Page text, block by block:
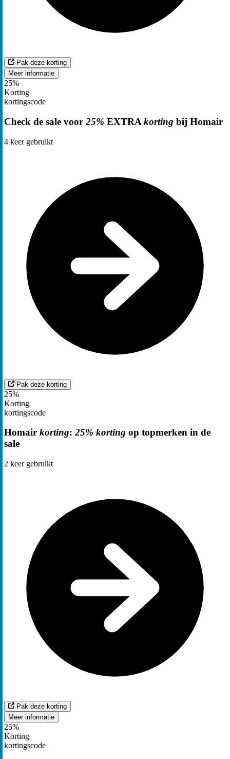
Pak deze korting
Meer informatie
25%
Korting
kortingscode
Check de sale voor 25% EXTRA korting bij Homair
4 keer gebruikt
Pak deze korting
25%
Korting
kortingscode
Homair korting:25% korting op topmerken in de
sale
2 keer gebruikt
Pak deze korting
Meer informatie
25%
Korting
kortingscode